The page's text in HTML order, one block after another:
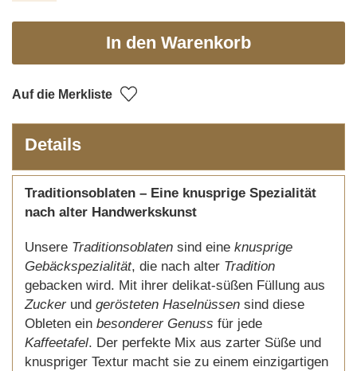
In den Warenkorb
Auf die Merkliste
Details
Traditionsoblaten – Eine knusprige Spezialität
nach alter Handwerkskunst
Unsere Traditionsoblaten sind eine knusprige
Gebäckspezialität, die nach alter Tradition
gebacken wird. Mit ihrer delikat-süßen Füllung aus
Zuckerund gerösteten Haselnüssen sind diese
Obleten ein besonderer Genuss für jede
Kaffeetafel. Der perfekte Mix aus zarter Süße und
knuspriger Textur macht sie zu einem einzigartigen